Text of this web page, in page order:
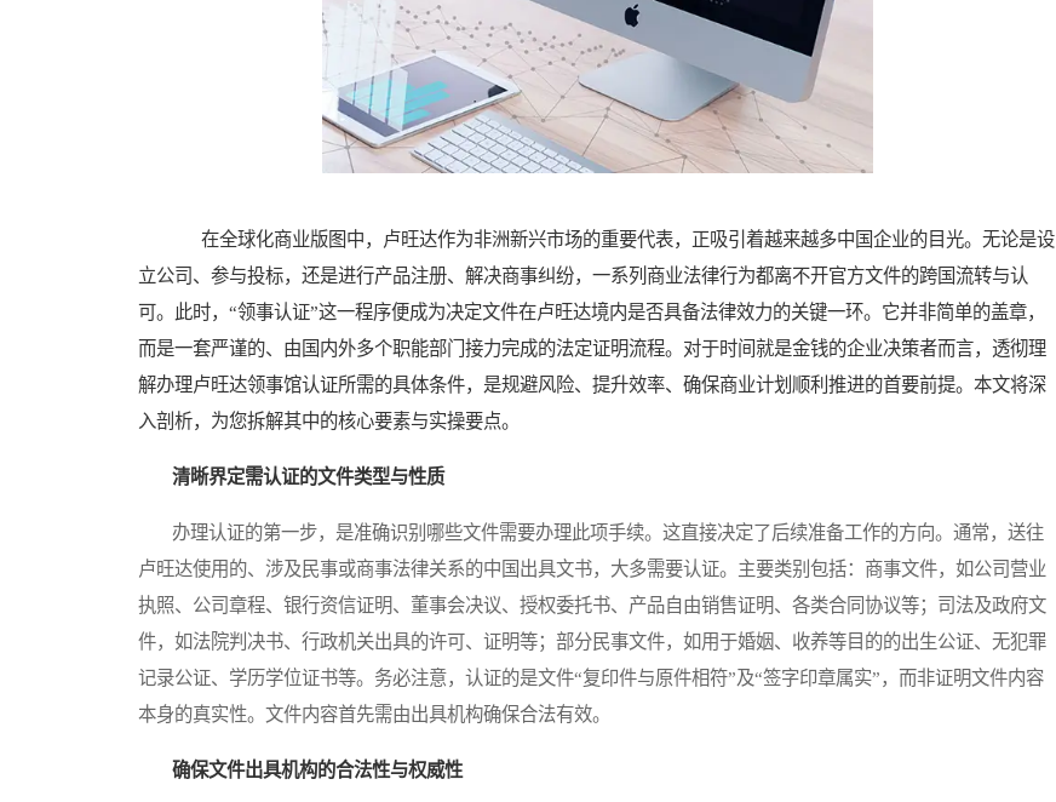
在全球化商业版图中，卢旺达作为非洲新兴市场的重要代表，正吸引着越来越多中国企业的目光。无论是设
立公司、参与投标，还是进行产品注册、解决商事纠纷，一系列商业法律行为都离不开官方文件的跨国流转与认
可。此时，“领事认证”这一程序便成为决定文件在卢旺达境内是否具备法律效力的关键一环。它并非简单的盖章，
而是一套严谨的、由国内外多个职能部门接力完成的法定证明流程。对于时间就是金钱的企业决策者而言，透彻理
解办理卢旺达领事馆认证所需的具体条件，是规避风险、提升效率、确保商业计划顺利推进的首要前提。本文将深
入剖析，为您拆解其中的核心要素与实操要点。
清晰界定需认证的文件类型与性质
办理认证的第一步，是准确识别哪些文件需要办理此项手续。这直接决定了后续准备工作的方向。通常，送往
卢旺达使用的、涉及民事或商事法律关系的中国出具文书，大多需要认证。主要类别包括：商事文件，如公司营业
执照、公司章程、银行资信证明、董事会决议、授权委托书、产品自由销售证明、各类合同协议等；司法及政府文
件，如法院判决书、行政机关出具的许可、证明等；部分民事文件，如用于婚姻、收养等目的的出生公证、无犯罪
记录公证、学历学位证书等。务必注意，认证的是文件“复印件与原件相符”及“签字印章属实”，而非证明文件内容
本身的真实性。文件内容首先需由出具机构确保合法有效。
确保文件出具机构的合法性与权威性